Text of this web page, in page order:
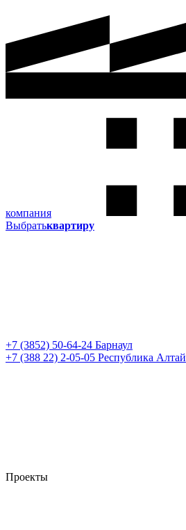
компания
Выбратьквартиру
+7 (3852) 50-64-24 Барнаул
+7 (388 22) 2-05-05 Республика Алтай
Проекты